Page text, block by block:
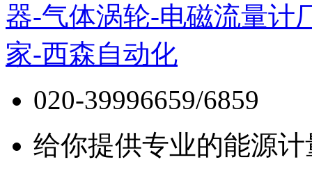
020-39996659/6859
给你提供专业的能源